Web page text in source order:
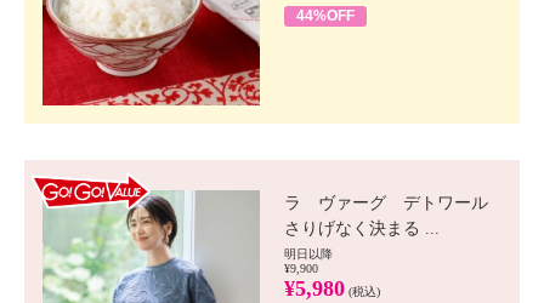
44%OFF
ラ ヴァーグ デトワール
さりげなく決まる ...
明日以降
¥9,900
¥5,980 (税込)